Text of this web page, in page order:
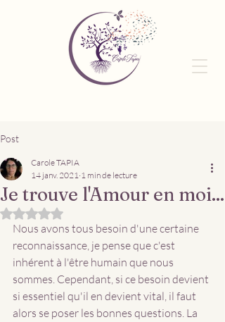
Post
Je trouve l'Amour en moi...
Carole TAPIA
14 janv. 2021 1 min de lecture
Noté NaN étoiles sur 5.
Nous avons tous besoin d'une certaine
reconnaissance, je pense que c'est
inhérent à l'être humain que nous
sommes. Cependant, si ce besoin devient
si essentiel qu'il en devient vital, il faut
alors se poser les bonnes questions. La